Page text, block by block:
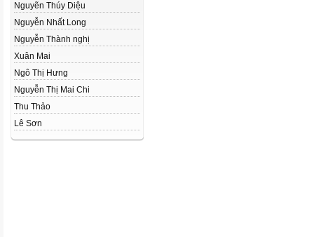
Nguyẽn Thúy Diệu
Nguyễn Nhất Long
Nguyễn Thành nghị
Xuân Mai
Ngô Thị Hưng
Nguyễn Thị Mai Chi
Thu Thảo
Lê Sơn